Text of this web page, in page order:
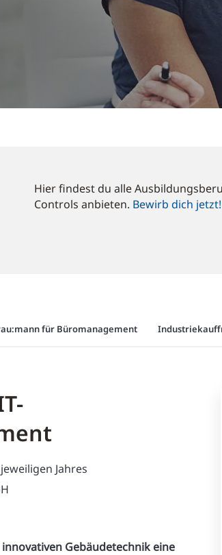
Hier findest du alle
Controls anbieten. Bewirb dich jetzt!
für Büromanagement
Jahres
Gebäudetechnik eine